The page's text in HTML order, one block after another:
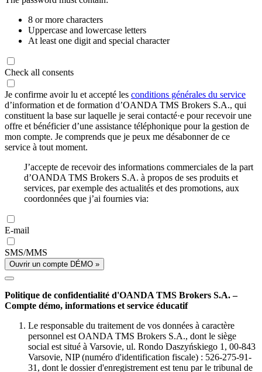
8 or more characters
Uppercase and lowercase letters
At least one digit and special character
Check all consents
Je confirme avoir lu et accepté les conditions générales du service
d’information et de formation d’OANDA TMS Brokers S.A., qui
constituent la base sur laquelle je serai contacté·e pour recevoir une
offre et bénéficier d’une assistance téléphonique pour la gestion de
mon compte. Je comprends que je peux me désabonner de ce
service à tout moment.
J’accepte de recevoir des informations commerciales de la part
d’OANDA TMS Brokers S.A. à propos de ses produits et
services, par exemple des actualités et des promotions, aux
coordonnées que j’ai fournies via:
E-mail
SMS/MMS
Ouvrir un compte DÉMO »
Politique de confidentialité d'OANDA TMS Brokers S.A. –
Compte démo, informations et service éducatif
Le responsable du traitement de vos données à caractère
personnel est OANDA TMS Brokers S.A., dont le siège
social est situé à Varsovie, ul. Rondo Daszyńskiego 1, 00-843
Varsovie, NIP (numéro d'identification fiscale) : 526-275-91-
31, dont le dossier d'enregistrement est tenu par le tribunal de